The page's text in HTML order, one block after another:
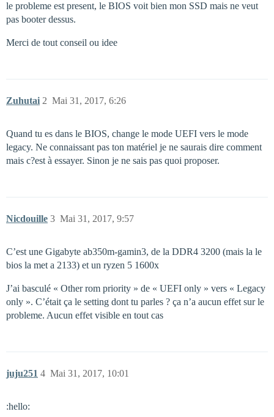
le probleme est present, le BIOS voit bien mon SSD mais ne veut
pas booter dessus.
Merci de tout conseil ou idee
Zuhutai Mai 31, 2017, 6:26
2
Quand tu es dans le BIOS, change le mode UEFI vers le mode
legacy. Ne connaissant pas ton matériel je ne saurais dire comment
mais c?est à essayer. Sinon je ne sais pas quoi proposer.
Nicdouille Mai 31, 2017, 9:57
3
C’est une Gigabyte ab350m-gamin3, de la DDR4 3200 (mais la le
bios la met a 2133) et un ryzen 5 1600x
J’ai basculé « Other rom priority » de « UEFI only » vers « Legacy
only ». C’était ça le setting dont tu parles ? ça n’a aucun effet sur le
probleme. Aucun effet visible en tout cas
juju251 Mai 31, 2017, 10:01
4
:hello: